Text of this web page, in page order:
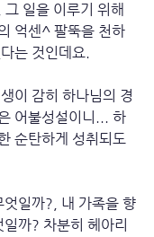
일을 이루기 위해
억센^ 팔뚝을 천하
는 것인데요.
이 감히 하나님의 경
어불성설이니... 하
순탄하게 성취되도
엇일까?, 내 가족을 향
까? 차분히 헤아리